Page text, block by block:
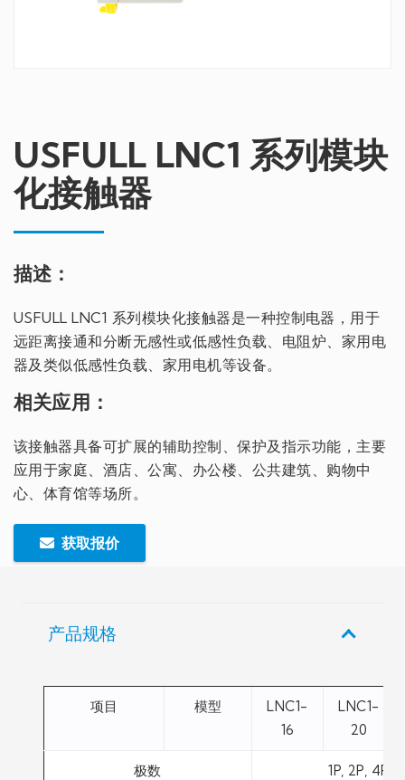
USFULL LNC1 系列模块
化接触器
描述：
USFULL LNC1 系列模块化接触器是一种控制电器，用于
远距离接通和分断无感性或低感性负载、电阻炉、家用电
器及类似低感性负载、家用电机等设备。
相关应用：
该接触器具备可扩展的辅助控制、保护及指示功能，主要
应用于家庭、酒店、公寓、办公楼、公共建筑、购物中
心、体育馆等场所。
获取报价
产品规格
项目 模型
LNC1-
16
LNC1-
20
极数 1P, 2P, 4P